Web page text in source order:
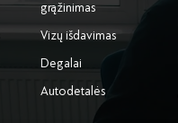
grąžinimas
Vizų išdavimas
Degalai
Autodetalės